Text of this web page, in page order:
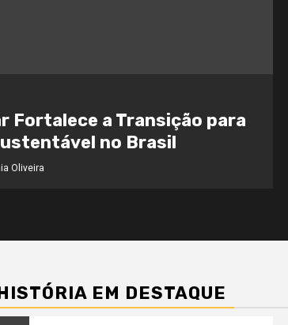
Fortalece a Transição para
no Brasil
Oliveira
EM DESTAQUE